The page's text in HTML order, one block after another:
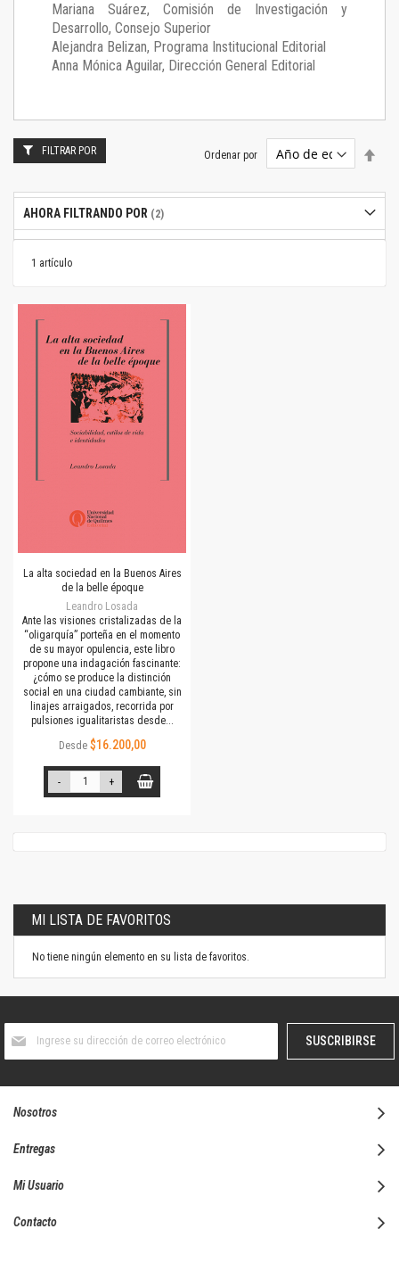
Mariana Suárez, Comisión de Investigación y
Desarrollo, Consejo Superior
Alejandra Belizan, Programa Institucional Editorial
Anna Mónica Aguilar, Dirección General Editorial
1 artículo
Ordenar por
La alta sociedad en la Buenos Aires
de la belle époque
Leandro Losada
Ante las visiones cristalizadas de la
“oligarquía” porteña en el momento
de su mayor opulencia, este libro
propone una indagación fascinante:
¿cómo se produce la distinción
social en una ciudad cambiante, sin
linajes arraigados, recorrida por
pulsiones igualitaristas desde...
Desde $16.200,00
- +
FILTRAR POR
AHORA FILTRANDO POR
MI LISTA DE FAVORITOS
No tiene ningún elemento en su lista de favoritos.
boletín
SUSCRIBIRSE
Nosotros
Entregas
Mi Usuario
Contacto